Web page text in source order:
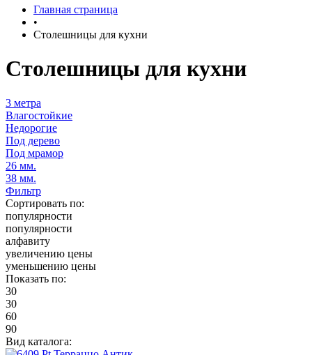
Главная страница
•
Столешницы для кухни
Столешницы для кухни
3 метра
Влагостойкие
Недорогие
Под дерево
Под мрамор
26 мм.
38 мм.
Фильтр
Сортировать по:
популярности
популярности
алфавиту
увеличению цены
уменьшению цены
Показать по:
30
30
60
90
Вид каталога: